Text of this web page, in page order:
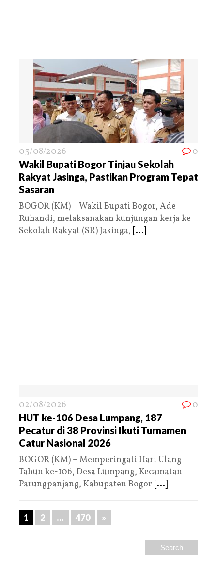
03/08/2026 0
Wakil Bupati Bogor Tinjau Sekolah
Rakyat Jasinga, Pastikan Program Tepat
Sasaran
BOGOR (KM) – Wakil Bupati Bogor, Ade
Ruhandi, melaksanakan kunjungan kerja ke
Sekolah Rakyat (SR) Jasinga, [...]
02/08/2026 0
HUT ke-106 Desa Lumpang, 187
Pecatur di 38 Provinsi Ikuti Turnamen
Catur Nasional 2026
BOGOR (KM) – Memperingati Hari Ulang
Tahun ke-106, Desa Lumpang, Kecamatan
Parungpanjang, Kabupaten Bogor [...]
1 2 … 470 »